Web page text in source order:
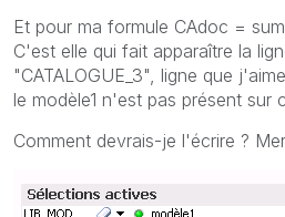
Et pour ma formule CAdoc =
C'est elle qui fait apparaître la
"CATALOGUE_3", ligne que
le modèle1 n'est pas présent sur
Comment devrais-je l'écrire ?